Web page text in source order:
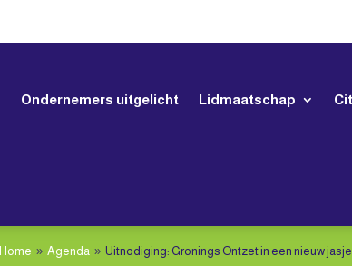
Ondernemers uitgelicht Lidmaatschap
Home 9 Agenda 9 Uitnodiging: Gronings Ontzet in een nieuw